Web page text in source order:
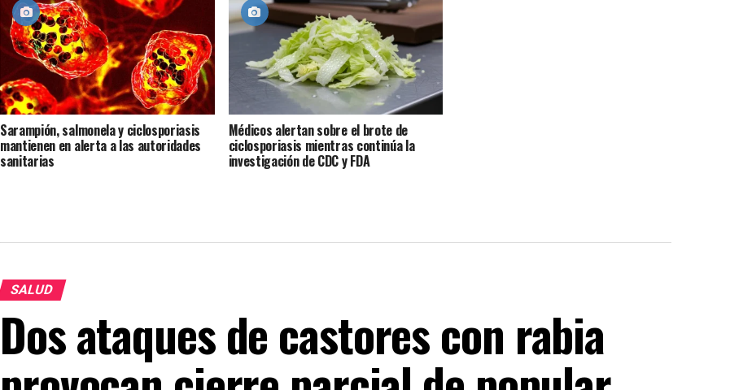
Sarampión, salmonela y ciclosporiasis
mantienen en alerta a las autoridades
sanitarias
Médicos alertan sobre el brote de
ciclosporiasis mientras continúa la
investigación de CDC y FDA
SALUD
Dos ataques de castores con rabia